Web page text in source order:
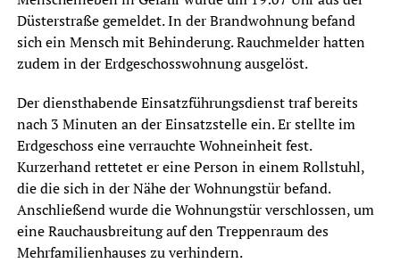
Düsterstraße gemeldet. In der Brandwohnung befand
sich ein Mensch mit Behinderung. Rauchmelder hatten
zudem in der Erdgeschosswohnung ausgelöst.
Der diensthabende Einsatzführungsdienst traf bereits
nach 3 Minuten an der Einsatzstelle ein. Er stellte im
Erdgeschoss eine verrauchte Wohneinheit fest.
Kurzerhand rettetet er eine Person in einem Rollstuhl,
die die sich in der Nähe der Wohnungstür befand.
Anschließend wurde die Wohnungstür verschlossen, um
eine Rauchausbreitung auf den Treppenraum des
Mehrfamilienhauses zu verhindern.